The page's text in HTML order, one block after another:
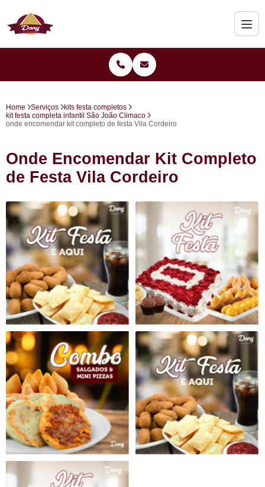
Home Serviços
kits festa completos
kit festa completa infantil São João Climaco
onde encomendar kit completo de festa Vila Cordeiro
Onde Encomendar Kit Completo
de Festa Vila Cordeiro